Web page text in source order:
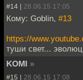
#14 | 28.06.15 17:05
Кому: Goblin, #13
https://
туши свет...
KOMI »
#15 | 28.06.15 17:08